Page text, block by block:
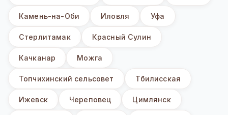
Камень-на-Оби Иловля Уфа
Стерлитамак Красный Сулин
Качканар Можга
Топчихинский сельсовет Тбилисская
Ижевск Череповец Цимлянск